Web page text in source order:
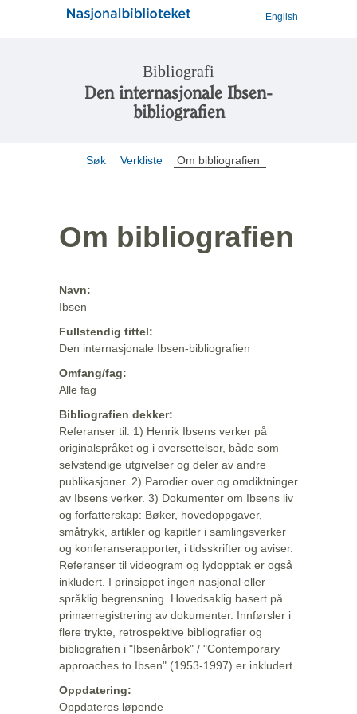
English
Bibliografi
Den internasjonale Ibsen-
bibliografien
Søk Verkliste Om bibliografien
Om bibliografien
Navn:
Ibsen
Fullstendig tittel:
Den internasjonale Ibsen-bibliografien
Omfang/fag:
Alle fag
Bibliografien dekker:
Referanser til: 1) Henrik Ibsens verker på
originalspråket og i oversettelser, både som
selvstendige utgivelser og deler av andre
publikasjoner. 2) Parodier over og omdiktninger
av Ibsens verker. 3) Dokumenter om Ibsens liv
og forfatterskap: Bøker, hovedoppgaver,
småtrykk, artikler og kapitler i samlingsverker
og konferanserapporter, i tidsskrifter og aviser.
Referanser til videogram og lydopptak er også
inkludert. I prinsippet ingen nasjonal eller
språklig begrensning. Hovedsaklig basert på
primærregistrering av dokumenter. Innførsler i
flere trykte, retrospektive bibliografier og
bibliografien i "Ibsenårbok" / "Contemporary
approaches to Ibsen" (1953-1997) er inkludert.
Oppdatering:
Oppdateres løpende